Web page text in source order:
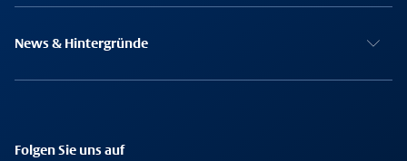
News & Hintergründe
Folgen Sie uns auf